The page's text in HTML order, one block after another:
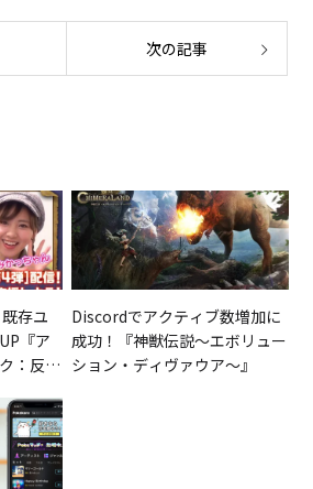
次の記事
存ユ
『ア
：反
Discordでアクティブ数増加に
成功！『神獣伝説～エボリュー
ション・ディヴァウア～』